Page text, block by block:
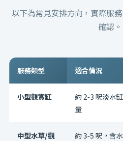
以下為常見安排方向，實際服
確認。
服務類型 適合情況
小型觀賞缸
約 2-3 呎淡水
量
中型水草/觀
約 3-5 呎，含